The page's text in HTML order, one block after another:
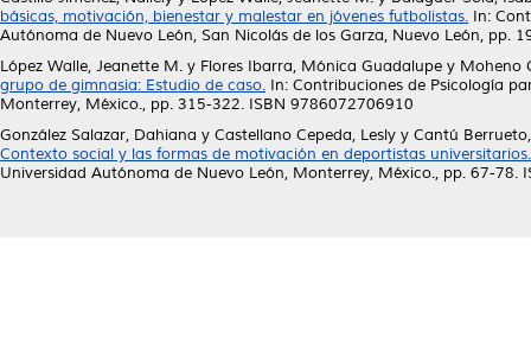
básicas, motivación, bienestar y malestar en jóvenes futbolistas. In:
Autónoma de Nuevo León, San Nicolás de los Garza, Nuevo León, pp.
López Walle, Jeanette M. y Flores Ibarra, Mónica Guadalupe y Moheno
grupo de gimnasia: Estudio de caso. In: Contribuciones de Psicología
Monterrey, México., pp. 315-322. ISBN 9786072706910
González Salazar, Dahiana y Castellano Cepeda, Lesly y Cantú
Contexto social y las formas de motivación en deportistas universitarios.
Universidad Autónoma de Nuevo León, Monterrey, México., pp. 67-78.